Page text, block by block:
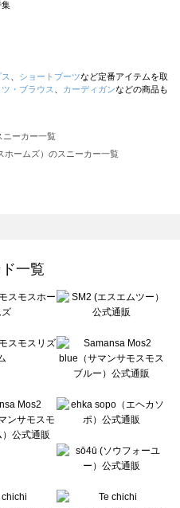
集
ショートブーツなど定番アイテムを取
ツ・ブラウス カーディガンなどの商品も
ニーカー一覧
ホームズ）のスニーカー一覧
マンサモスモス）のスニーカー一覧
ー）のスニーカー一覧
スニーカー一覧
ー一覧
ーカー一覧
覧
一覧